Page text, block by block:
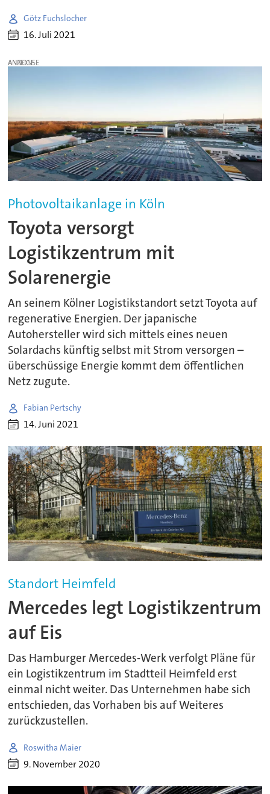
Götz Fuchslocher
16. Juli 2021
ANZEIGE
Photovoltaikanlage in Köln
Toyota versorgt
Logistikzentrum mit
Solarenergie
An seinem Kölner Logistikstandort setzt Toyota auf
regenerative Energien. Der japanische
Autohersteller wird sich mittels eines neuen
Solardachs künftig selbst mit Strom versorgen –
überschüssige Energie kommt dem öffentlichen
Netz zugute.
Fabian Pertschy
14. Juni 2021
Standort Heimfeld
Mercedes legt Logistikzentrum
auf Eis
Das Hamburger Mercedes-Werk verfolgt Pläne für
ein Logistikzentrum im Stadtteil Heimfeld erst
einmal nicht weiter. Das Unternehmen habe sich
entschieden, das Vorhaben bis auf Weiteres
zurückzustellen.
Roswitha Maier
9. November 2020